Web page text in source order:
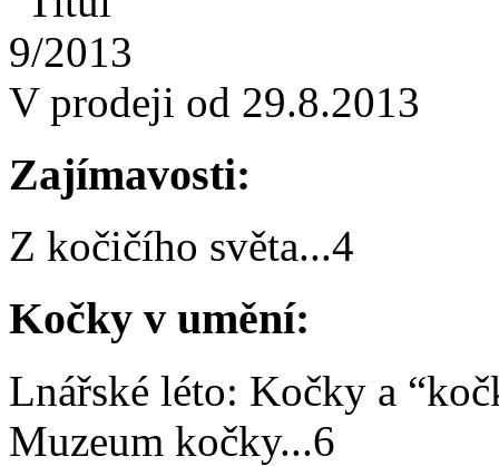
V prodeji od 29.8.2013
Zajímavosti:
Z kočičího světa...4
Kočky v umění:
Lnářské léto: Kočky a
Muzeum kočky...6